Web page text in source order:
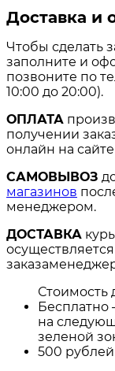
Доставка и
Чтобы сделать
заполните и
позвоните по
10:00 до 20:00).
ОПЛАТА
получении
онлайн на
САМОВЫВОЗ
магазинов
менеджером.
ДОСТАВКА
Стоимость
Бесплатно
на
зеленой
500 рублей